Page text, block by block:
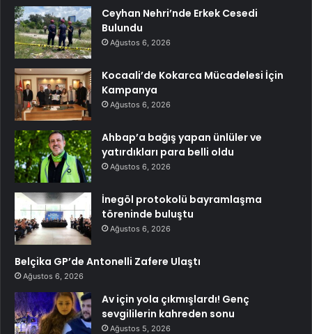
Ceyhan Nehri’nde Erkek Cesedi
Bulundu
Ağustos 6, 2026
Kocaali’de Kokarca Mücadelesi İçin
Kampanya
Ağustos 6, 2026
Ahbap’a bağış yapan ünlüler ve
yatırdıkları para belli oldu
Ağustos 6, 2026
İnegöl protokolü bayramlaşma
töreninde buluştu
Ağustos 6, 2026
Belçika GP’de Antonelli Zafere Ulaştı
Ağustos 6, 2026
Av için yola çıkmışlardı! Genç
sevgililerin kahreden sonu
Ağustos 5, 2026